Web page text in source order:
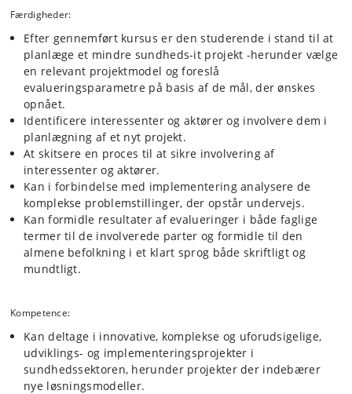
Færdigheder:
Efter gennemført kursus er den studerende i stand til at
planlæge et mindre sundheds-it projekt -herunder vælge
en relevant projektmodel og foreslå
evalueringsparametre på basis af de mål, der ønskes
opnået.
Identificere interessenter og aktører og involvere dem i
planlægning af et nyt projekt.
At skitsere en proces til at sikre involvering af
interessenter og aktører.
Kan i forbindelse med implementering analysere de
komplekse problemstillinger, der opstår undervejs.
Kan formidle resultater af evalueringer i både faglige
termer til de involverede parter og formidle til den
almene befolkning i et klart sprog både skriftligt og
mundtligt.
Kompetence:
Kan deltage i innovative, komplekse og uforudsigelige,
udviklings- og implementeringsprojekter i
sundhedssektoren, herunder projekter der indebærer
nye løsningsmodeller.